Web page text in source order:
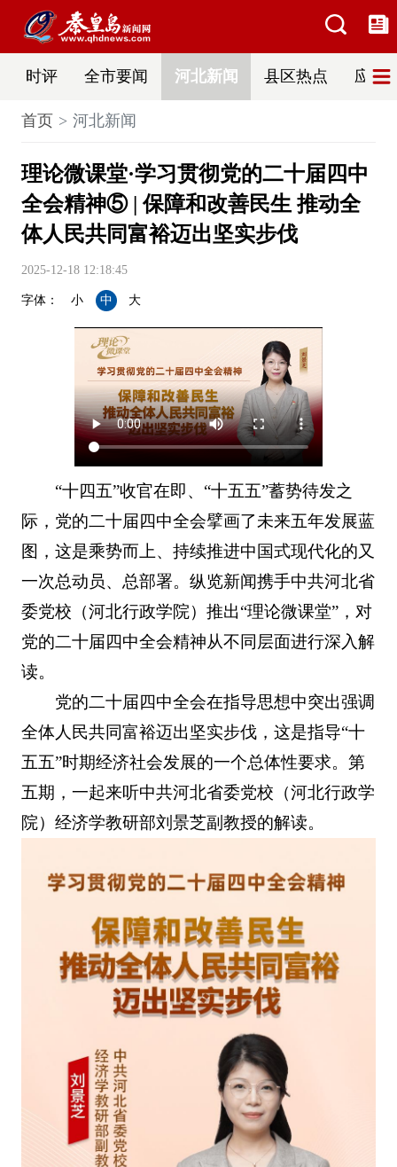
时评 全市要闻 河北新闻 县区热点 应急
首页 河北新闻
理论微课堂·学习贯彻党的二十届四中
全会精神⑤ | 保障和改善民生 推动全
体人民共同富裕迈出坚实步伐
2025-12-18 12:18:45
字体： 小 中 大
“十四五”收官在即、“十五五”蓄势待发之
际，党的二十届四中全会擘画了未来五年发展蓝
图，这是乘势而上、持续推进中国式现代化的又
一次总动员、总部署。纵览新闻携手中共河北省
委党校（河北行政学院）推出“理论微课堂”，对
党的二十届四中全会精神从不同层面进行深入解
读。
党的二十届四中全会在指导思想中突出强调
全体人民共同富裕迈出坚实步伐，这是指导“十
五五”时期经济社会发展的一个总体性要求。第
五期，一起来听中共河北省委党校（河北行政学
院）经济学教研部刘景芝副教授的解读。